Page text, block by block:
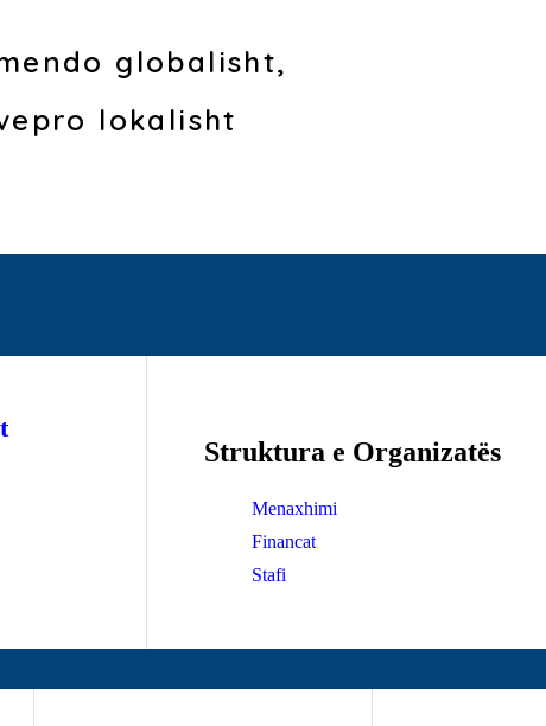
globalisht,
lokalisht
Struktura e Organizatës
Menaxhimi
Financat
Stafi